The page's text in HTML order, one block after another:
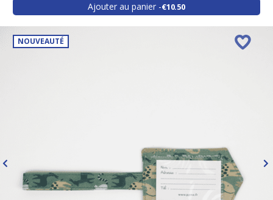
Ajouter au panier €10.50
NOUVEAUTÉ